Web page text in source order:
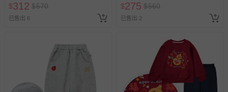
$312 $570
已售出 6
$275 $560
已售出 2